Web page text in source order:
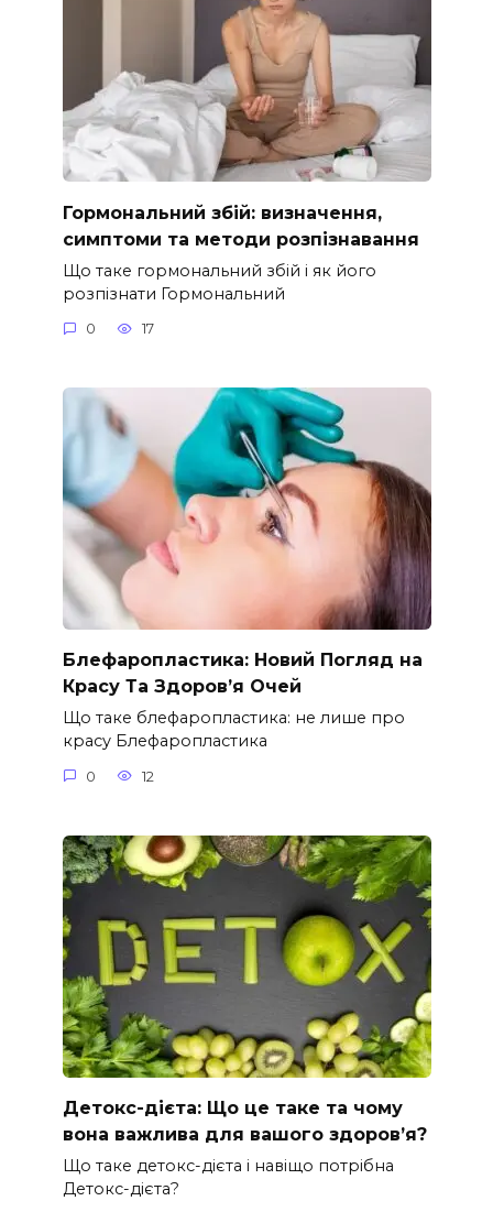
Гормональний збій: визначення,
симптоми та методи розпізнавання
Що таке гормональний збій і як його
розпізнати Гормональний
0 17
Блефаропластика: Новий Погляд на
Красу Та Здоров’я Очей
Що таке блефаропластика: не лише про
красу Блефаропластика
0 12
Детокс-дієта: Що це таке та чому
вона важлива для вашого здоров’я?
Що таке детокс-дієта і навіщо потрібна
Детокс-дієта?